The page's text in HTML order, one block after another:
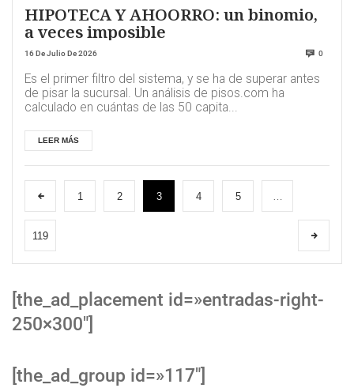
HIPOTECA Y AHOORRO: un binomio,
a veces imposible
16 De Julio De 2026 0
Es el primer filtro del sistema, y se ha de superar antes
de pisar la sucursal. Un análisis de pisos.com ha
calculado en cuántas de las 50 capita...
LEER MÁS
1 2 3 4 5
119
[the_ad_placement id=»entradas-right-
250×300″]
[the_ad_group id=»117″]